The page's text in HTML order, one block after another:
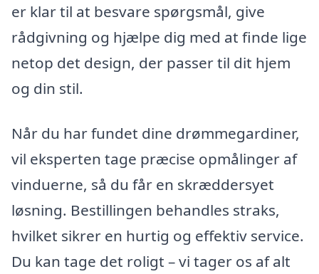
er klar til at besvare spørgsmål, give
rådgivning og hjælpe dig med at finde lige
netop det design, der passer til dit hjem
og din stil.
Når du har fundet dine drømmegardiner,
vil eksperten tage præcise opmålinger af
vinduerne, så du får en skræddersyet
løsning. Bestillingen behandles straks,
hvilket sikrer en hurtig og effektiv service.
Du kan tage det roligt – vi tager os af alt